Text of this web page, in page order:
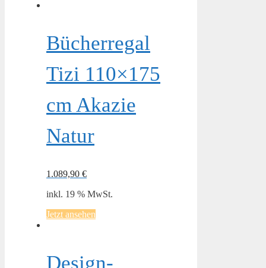
Bücherregal
Tizi 110×175
cm Akazie
Natur
1.089,90 €
inkl. 19 % MwSt.
Jetzt ansehen
Design-